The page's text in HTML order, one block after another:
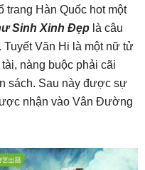
trang Hàn Quốc hot một
Sinh Xinh Đẹp là câu
Văn Hi là một nữ tử
nàng buộc phải cãi
sách. Sau này được sự
nhận vào Vân Đường